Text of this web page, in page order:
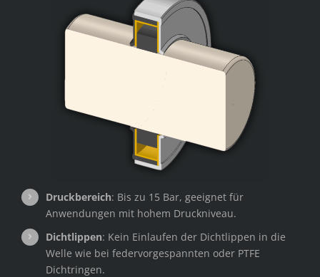
Druckbereich: Bis zu 15 Bar, geeignet für
Anwendungen mit hohem Druckniveau.
Dichtlippen: Kein Einlaufen der Dichtlippen in die
Welle wie bei federvorgespannten oder PTFE
Dichtringen.